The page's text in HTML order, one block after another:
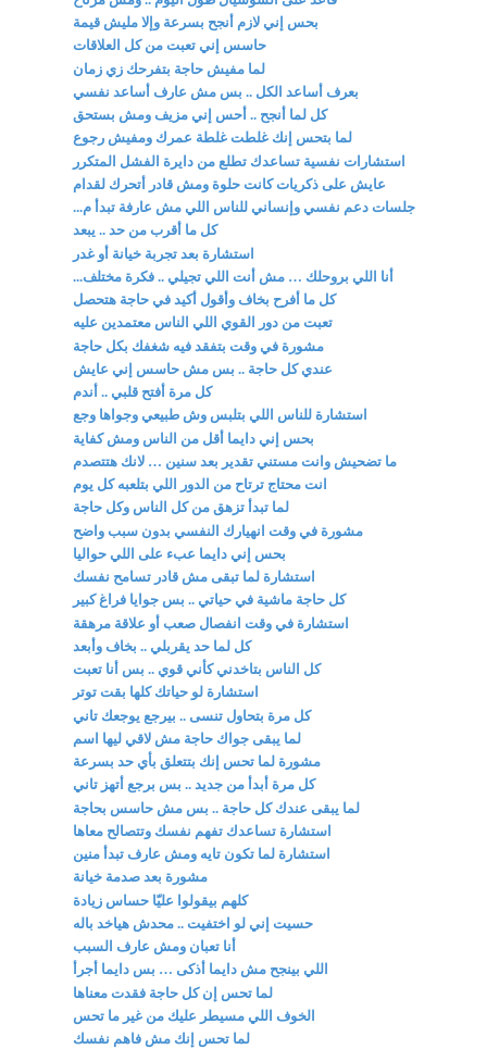
بحس إني لازم أنجح بسرعة وإلا مليش قيمة
حاسس إني تعبت من كل العلاقات
لما مفيش حاجة بتفرحك زي زمان
بعرف أساعد الكل .. بس مش عارف أساعد نفسي
كل لما أنجح .. أحس إني مزيف ومش بستحق
لما بتحس إنك غلطت غلطة عمرك ومفيش رجوع
استشارات نفسية تساعدك تطلع من دايرة الفشل المتكرر
عايش على ذكريات كانت حلوة ومش قادر أتحرك لقدام
جلسات دعم نفسي وإنساني للناس اللي مش عارفة تبدأ م...
كل ما أقرب من حد .. يبعد
استشارة بعد تجربة خيانة أو غدر
أنا اللي بروحلك … مش أنت اللي تجيلي .. فكرة مختلف...
كل ما أفرح بخاف وأقول أكيد في حاجة هتحصل
تعبت من دور القوي اللي الناس معتمدين عليه
مشورة في وقت بتفقد فيه شغفك بكل حاجة
عندي كل حاجة .. بس مش حاسس إني عايش
كل مرة أفتح قلبي .. أندم
استشارة للناس اللي بتلبس وش طبيعي وجواها وجع
بحس إني دايما أقل من الناس ومش كفاية
ما تضحيش وانت مستني تقدير بعد سنين … لانك هتتصدم
انت محتاج ترتاح من الدور اللي بتلعبه كل يوم
لما تبدأ تزهق من كل الناس وكل حاجة
مشورة في وقت انهيارك النفسي بدون سبب واضح
بحس إني دايما عبء على اللي حواليا
استشارة لما تبقى مش قادر تسامح نفسك
كل حاجة ماشية في حياتي .. بس جوايا فراغ كبير
استشارة في وقت انفصال صعب أو علاقة مرهقة
كل لما حد يقربلي .. بخاف وأبعد
كل الناس بتاخدني كأني قوي .. بس أنا تعبت
استشارة لو حياتك كلها بقت توتر
كل مرة بتحاول تنسى .. بيرجع يوجعك تاني
لما يبقى جواك حاجة مش لاقي ليها اسم
مشورة لما تحس إنك بتتعلق بأي حد بسرعة
كل مرة أبدأ من جديد .. بس برجع أتهز تاني
لما يبقى عندك كل حاجة .. بس مش حاسس بحاجة
استشارة تساعدك تفهم نفسك وتتصالح معاها
استشارة لما تكون تايه ومش عارف تبدأ منين
مشورة بعد صدمة خيانة
كلهم بيقولوا عليّا حساس زيادة
حسيت إني لو اختفيت .. محدش هياخد باله
أنا تعبان ومش عارف السبب
اللي بينجح مش دايما أذكى … بس دايما أجرأ
لما تحس إن كل حاجة فقدت معناها
الخوف اللي مسيطر عليك من غير ما تحس
لما تحس إنك مش فاهم نفسك